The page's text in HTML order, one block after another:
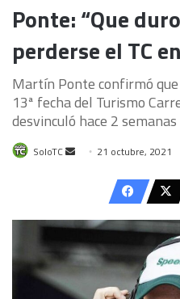
Ponte: “Que
perderse el TC
Martín Ponte confirmó
13ª fecha del Turismo
desvinculó hace 2
SoloTC
Send 21 octubre, 2021